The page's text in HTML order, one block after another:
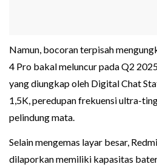
Namun, bocoran terpisah
4 Pro bakal meluncur pada Q2
yang diungkap oleh Digital Chat
1,5K, peredupan frekuensi ultra-
pelindung mata.
Selain mengemas layar besar,
dilaporkan memiliki kapasitas